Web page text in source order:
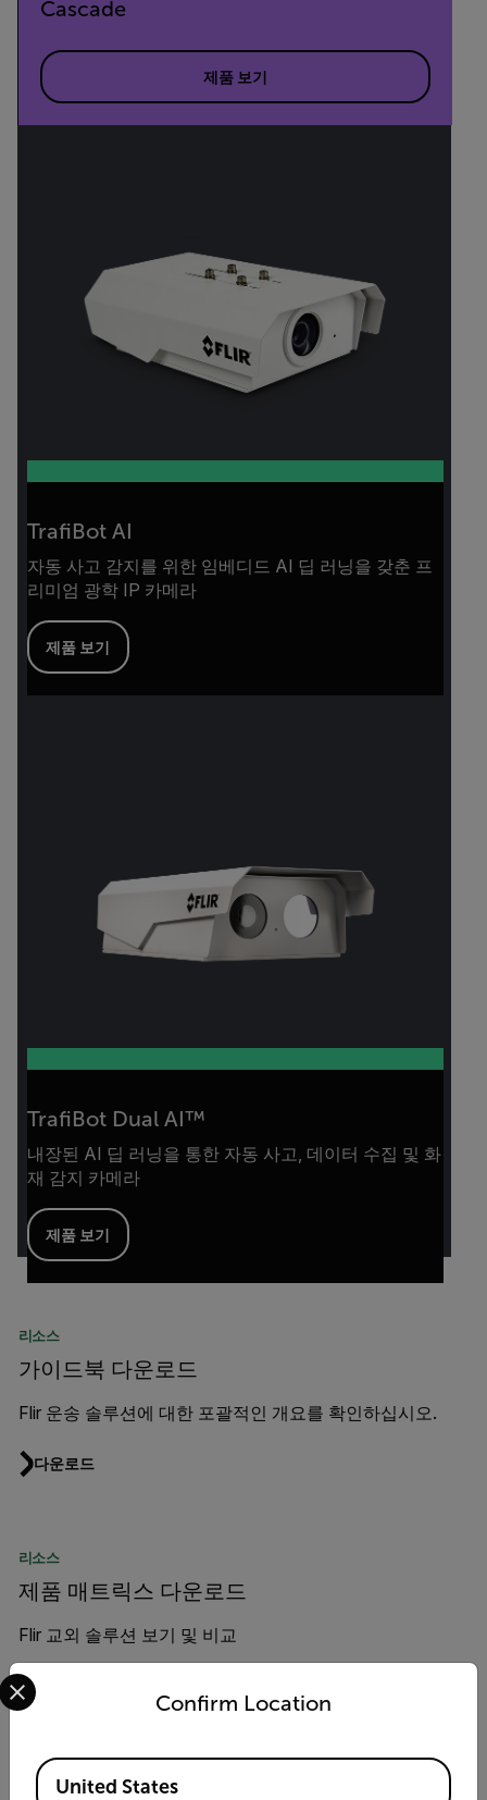
Cascade
제품 보기
TrafiBot AI
자동 사고 감지를 위한 임베디드 AI 딥 러닝을 갖춘 프
리미엄 광학 IP 카메라
제품 보기
TrafiBot Dual AI™
내장된 AI 딥 러닝을 통한 자동 사고, 데이터 수집 및 화
재 감지 카메라
제품 보기
리소스
가이드북 다운로드
Flir 운송 솔루션에 대한 포괄적인 개요를 확인하십시오.
다운로드
리소스
제품 매트릭스 다운로드
Flir 교외 솔루션 보기 및 비교
다운로드
리소스
Confirm Location
Select your preferred country and language from the
Available Locations
United States